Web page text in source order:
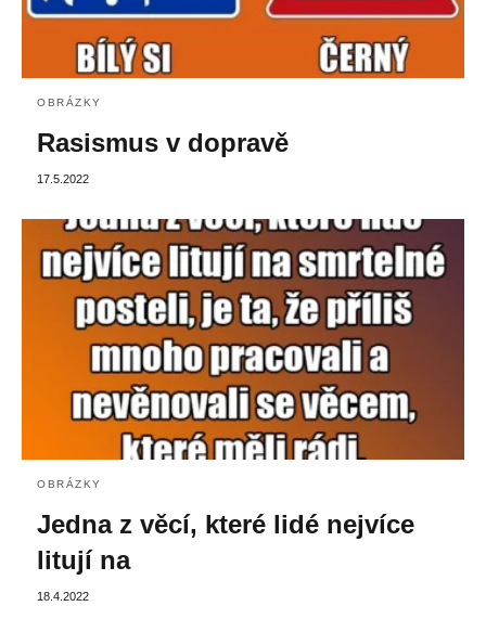
OBRÁZKY
Rasismus v dopravě
17.5.2022
OBRÁZKY
Jedna z věcí, které lidé nejvíce
litují na
18.4.2022